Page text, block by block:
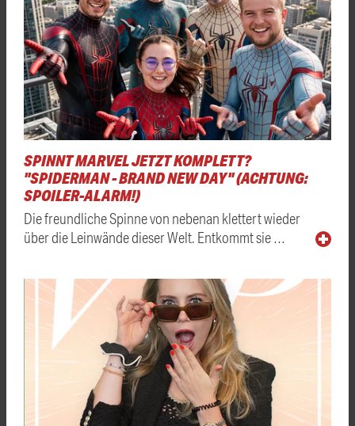
SPINNT MARVEL JETZT KOMPLETT?
"SPIDERMAN - BRAND NEW DAY" (ACHTUNG:
SPOILER-ALARM!)
Die freundliche Spinne von nebenan klettert wieder
über die Leinwände dieser Welt. Entkommt sie …